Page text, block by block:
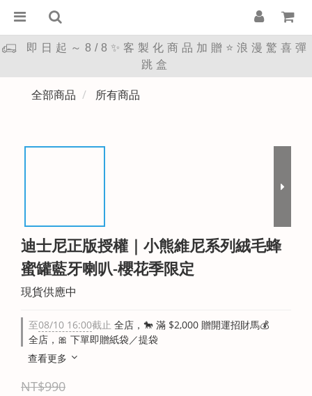
即日起～8/8✨客製化商品加贈⭐浪漫驚喜彈
跳盒
全部商品 所有商品
迪士尼正版授權｜小熊維尼系列絨毛蜂
蜜罐藍牙喇叭-櫻花季限定
現貨供應中
至08/10 16:00截止 全店，🐎 滿 $2,000 贈開運招財馬💰
全店，🎀 下單即贈紙袋／提袋
查看更多
NT$990